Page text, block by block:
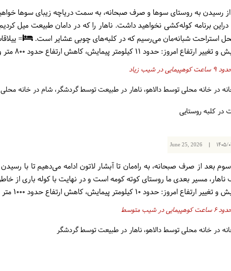
رسیدن به روستای سوها و صرف صبحانه، به سمت دریاچه زیبای سوها
برنامه کوله‌کشی نخواهید داشت. ناهار را که در دامان طبیعت میل کردیم
استراحت شبانه‌مان می‌رسیم که در کلبه‌های چوبی عشایر است.
=
امروز: حدود 11 کیلومتر پیمایش، کاهش ارتفاع حدود 800 متر و افزایش ارتفاع حدود 300 متر
کوهپیمایی در شیب زیاد
در خانه محلی توسط دالاهو ناهار در طبیعت توسط گردشگر شام در خانه محلی
در کلبه روستایی
June 25, 2026 | 1405/
بعد از صرف صبحانه، به راه‌مان تا آبشار لاتون ادامه می‌دهیم تا با
مسیر بعدی ما روستای کوته کومه است و در نهایت با کوله باری از
امروز: حدود 10 کیلومتر پیمایش، کاهش ارتفاع حدود 1000 متر و افزایش ارتفاع حدود 300 متر
کوهپیمایی در شیب متوسط
در خانه محلی توسط دالاهو ناهار در طبیعت توسط گردشگر